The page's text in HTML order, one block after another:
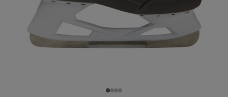
AKCESORIA
CZĘŚCI
ZAMIENNE
CZĘŚCI
ZAMIENNE
ROWERY
ODZIEŻ
OBUWIE
MEDYCYNA
SPORTOWA
WYPRZEDAŻ
KOLEKCJE
SEZONOWE
GRY I CZĘŚCI
ZAMIENNE